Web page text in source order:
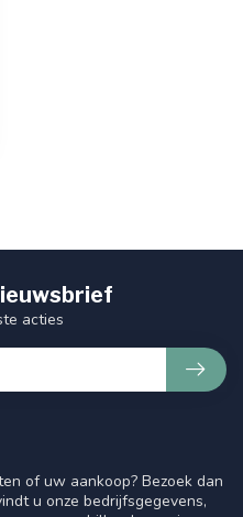
of uw aankoop? Bezoek dan
u onze bedrijfsgegevens,
acties